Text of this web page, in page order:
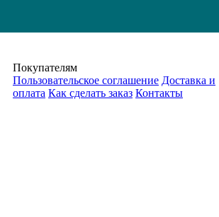
Покупателям
Пользовательское соглашение Доставка и
оплата Как сделать заказ Контакты